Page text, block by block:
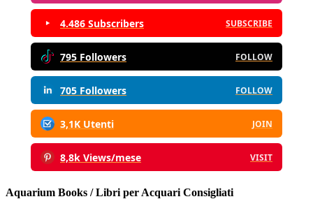
4.486 Subscribers SUBSCRIBE
795 Followers FOLLOW
705 Followers FOLLOW
3,1K Utenti JOIN
8,8k Views/mese VISIT
Aquarium Books / Libri per Acquari Consigliati